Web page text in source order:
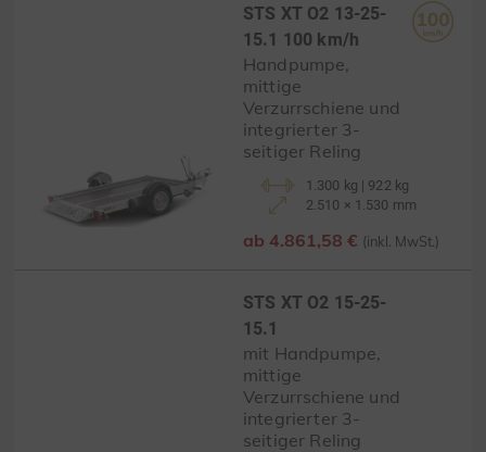
STS XT O2 13-25-
15.1 100 km/h
Handpumpe,
mittige
Verzurrschiene und
integrierter 3-
seitiger Reling
1.300 kg | 922 kg
2.510 × 1.530 mm
ab 4.861,58 € (inkl. MwSt.)
STS XT O2 15-25-
15.1
mit Handpumpe,
mittige
Verzurrschiene und
integrierter 3-
seitiger Reling